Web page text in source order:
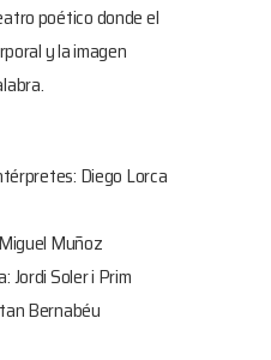
poético donde el
y la imagen
Diego Lorca
Muñoz
Jordi Soler i Prim
Bernabéu